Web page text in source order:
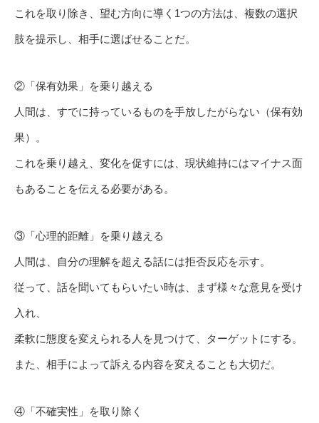
これを取り除き、望む方向に導く1つの方法は、複数の選択
肢を提示し、相手に選ばせることだ。
②「保有効果」を乗り越える
人間は、すでに持っているものを手放したがらない（保有効
果）。
これを乗り越え、変化を促すには、現状維持にはマイナス面
もあることを伝える必要がある。
③「心理的距離」を乗り越える
人間は、自分の理解を超える話には拒否反応を示す。
従って、話を聞いてもらいたい時は、まず様々な意見を受け
入れ、
柔軟に態度を変えられる人を見つけて、ターゲットにする。
また、相手によって訴える内容を変えることも大切だ。
④「不確実性」を取り除く